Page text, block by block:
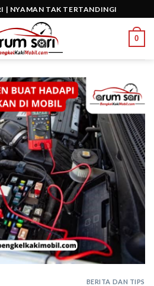
| NYAMAN TAK TERTANDINGI
0
BERITA DAN TIPS